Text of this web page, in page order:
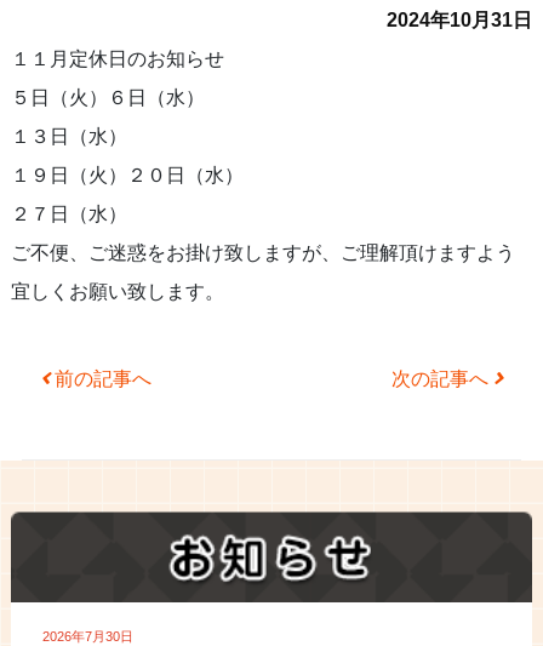
2024年10月31日
１１月定休日のお知らせ
５日（火）６日（水）
１３日（水）
１９日（火）２０日（水）
２７日（水）
ご不便、ご迷惑をお掛け致しますが、ご理解頂けますよう
宜しくお願い致します。
Post navigation
前の記事へ 次の記事へ
2026年7月30日